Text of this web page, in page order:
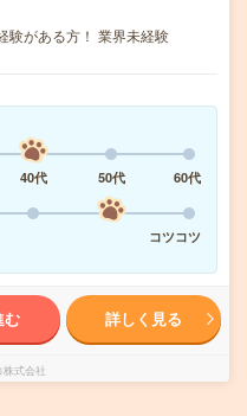
験がある方！ 業界未経験
40代 50代
60代
コツコツ
む 詳しく見る
株式会社